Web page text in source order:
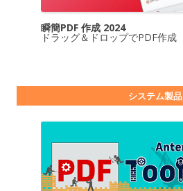
瞬簡PDF 作成 2024
ドラッグ＆ドロップでPDF作成
システム製品